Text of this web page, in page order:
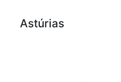
Astúrias